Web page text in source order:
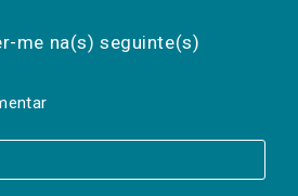
me na(s) seguinte(s)